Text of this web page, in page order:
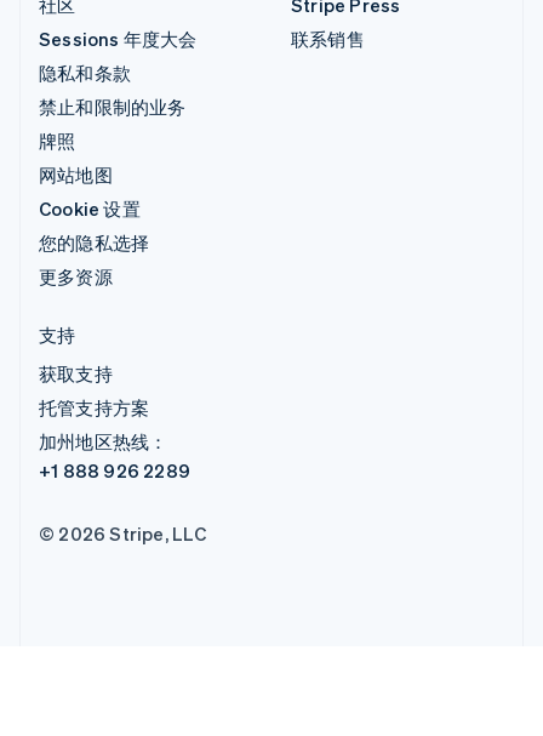
Sessions 年度大会
隐私和条款
禁止和限制的业务
牌照
网站地图
Cookie 设置
您的隐私选择
更多资源
联系销售
支持
获取支持
托管支持方案
加州地区热线：
+1 888 926 2289
© 2026 Stripe, LLC